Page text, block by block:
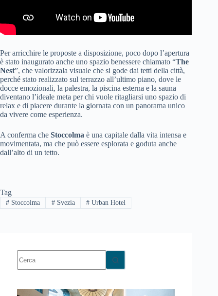
Per arricchire le proposte a disposizione, poco dopo l’apertura
è stato inaugurato anche uno spazio benessere chiamato “The
Nest”, che valorizzala visuale che si gode dai tetti della città,
perché stato realizzato sul terrazzo all’ultimo piano, dove le
docce emozionali, la palestra, la piscina esterna e la sauna
diventano l’ideale meta per chi vuole ritagliarsi uno spazio di
relax e di piacere durante la giornata con un panorama unico
da vivere come esperienza.
A conferma che Stoccolma è una capitale dalla vita intensa e
movimentata, ma che può essere esplorata e goduta anche
dall’alto di un tetto.
Tag
#Stoccolma #Svezia # Urban Hotel
risultato